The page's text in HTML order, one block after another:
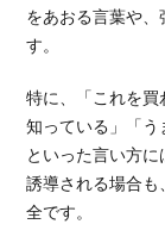
をあおる言葉や
す。
特に、「これを買
知っている」「う
といった言い方
誘導される場合
全です。